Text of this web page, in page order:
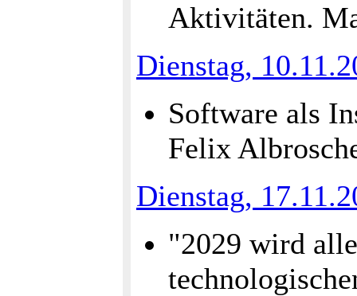
Aktivitäten.
Dienstag,
Software als
Felix
Dienstag,
"2029 wird